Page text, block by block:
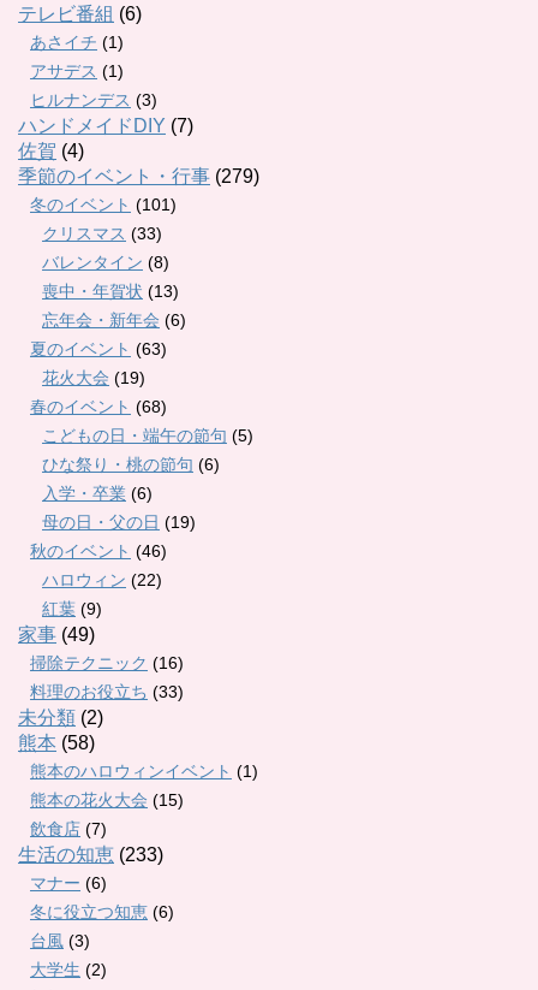
テレビ番組 (6)
あさイチ (1)
アサデス (1)
ヒルナンデス (3)
ハンドメイドDIY (7)
佐賀 (4)
季節のイベント・行事 (279)
冬のイベント (101)
クリスマス (33)
バレンタイン (8)
喪中・年賀状 (13)
忘年会・新年会 (6)
夏のイベント (63)
花火大会 (19)
春のイベント (68)
こどもの日・端午の節句 (5)
ひな祭り・桃の節句 (6)
入学・卒業 (6)
母の日・父の日 (19)
秋のイベント (46)
ハロウィン (22)
紅葉 (9)
家事 (49)
掃除テクニック (16)
料理のお役立ち (33)
未分類 (2)
熊本 (58)
熊本のハロウィンイベント (1)
熊本の花火大会 (15)
飲食店 (7)
生活の知恵 (233)
マナー (6)
冬に役立つ知恵 (6)
台風 (3)
大学生 (2)